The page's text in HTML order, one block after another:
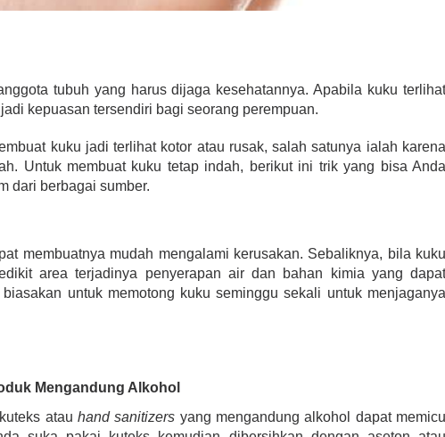
tubuh yang harus dijaga kesehatannya. Apabila kuku terlihat
kepuasan tersendiri bagi seorang perempuan.
kuku jadi terlihat kotor atau rusak, salah satunya ialah karena
Untuk membuat kuku tetap indah, berikut ini trik yang bisa Anda
dari berbagai sumber.
membuatnya mudah mengalami kerusakan. Sebaliknya, bila kuku
area terjadinya penyerapan air dan bahan kimia yang dapat
untuk memotong kuku seminggu sekali untuk menjaganya
Mengandung Alkohol
atau hand sanitizers yang mengandung alkohol dapat memicu